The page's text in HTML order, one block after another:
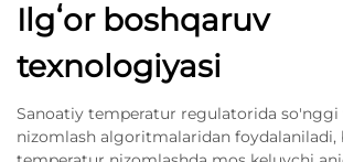
Ilgʻor boshqaruv
texnologiyasi
Sanoatiy temperatur regulatorida so'nggi
nizomlash algoritmalaridan foydalaniladi,